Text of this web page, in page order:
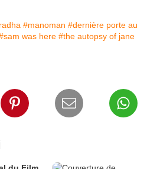
#manoman #dernière porte au
was here #the autopsy of jane